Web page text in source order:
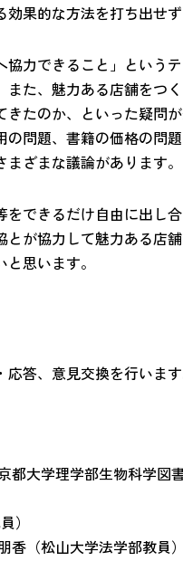
果的な方法を打ち出せ
力できること」という
た、魅力ある店舗をつ
たのか、といった疑問
問題、書籍の価格の問
ざまな議論があります。
できるだけ自由に出し
が協力して魅力ある店
思います。
答、意見交換を行います
大学理学部生物科学図書
員）
（松山大学法学部教員）